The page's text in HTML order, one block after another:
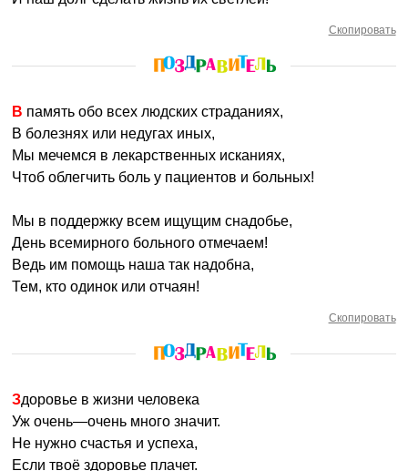
Скопировать
В память обо всех людских страданиях,
В болезнях или недугах иных,
Мы мечемся в лекарственных исканиях,
Чтоб облегчить боль у пациентов и больных!
Мы в поддержку всем ищущим снадобье,
День всемирного больного отмечаем!
Ведь им помощь наша так надобна,
Тем, кто одинок или отчаян!
Скопировать
Здоровье в жизни человека
Уж очень—очень много значит.
Не нужно счастья и успеха,
Если твоё здоровье плачет.